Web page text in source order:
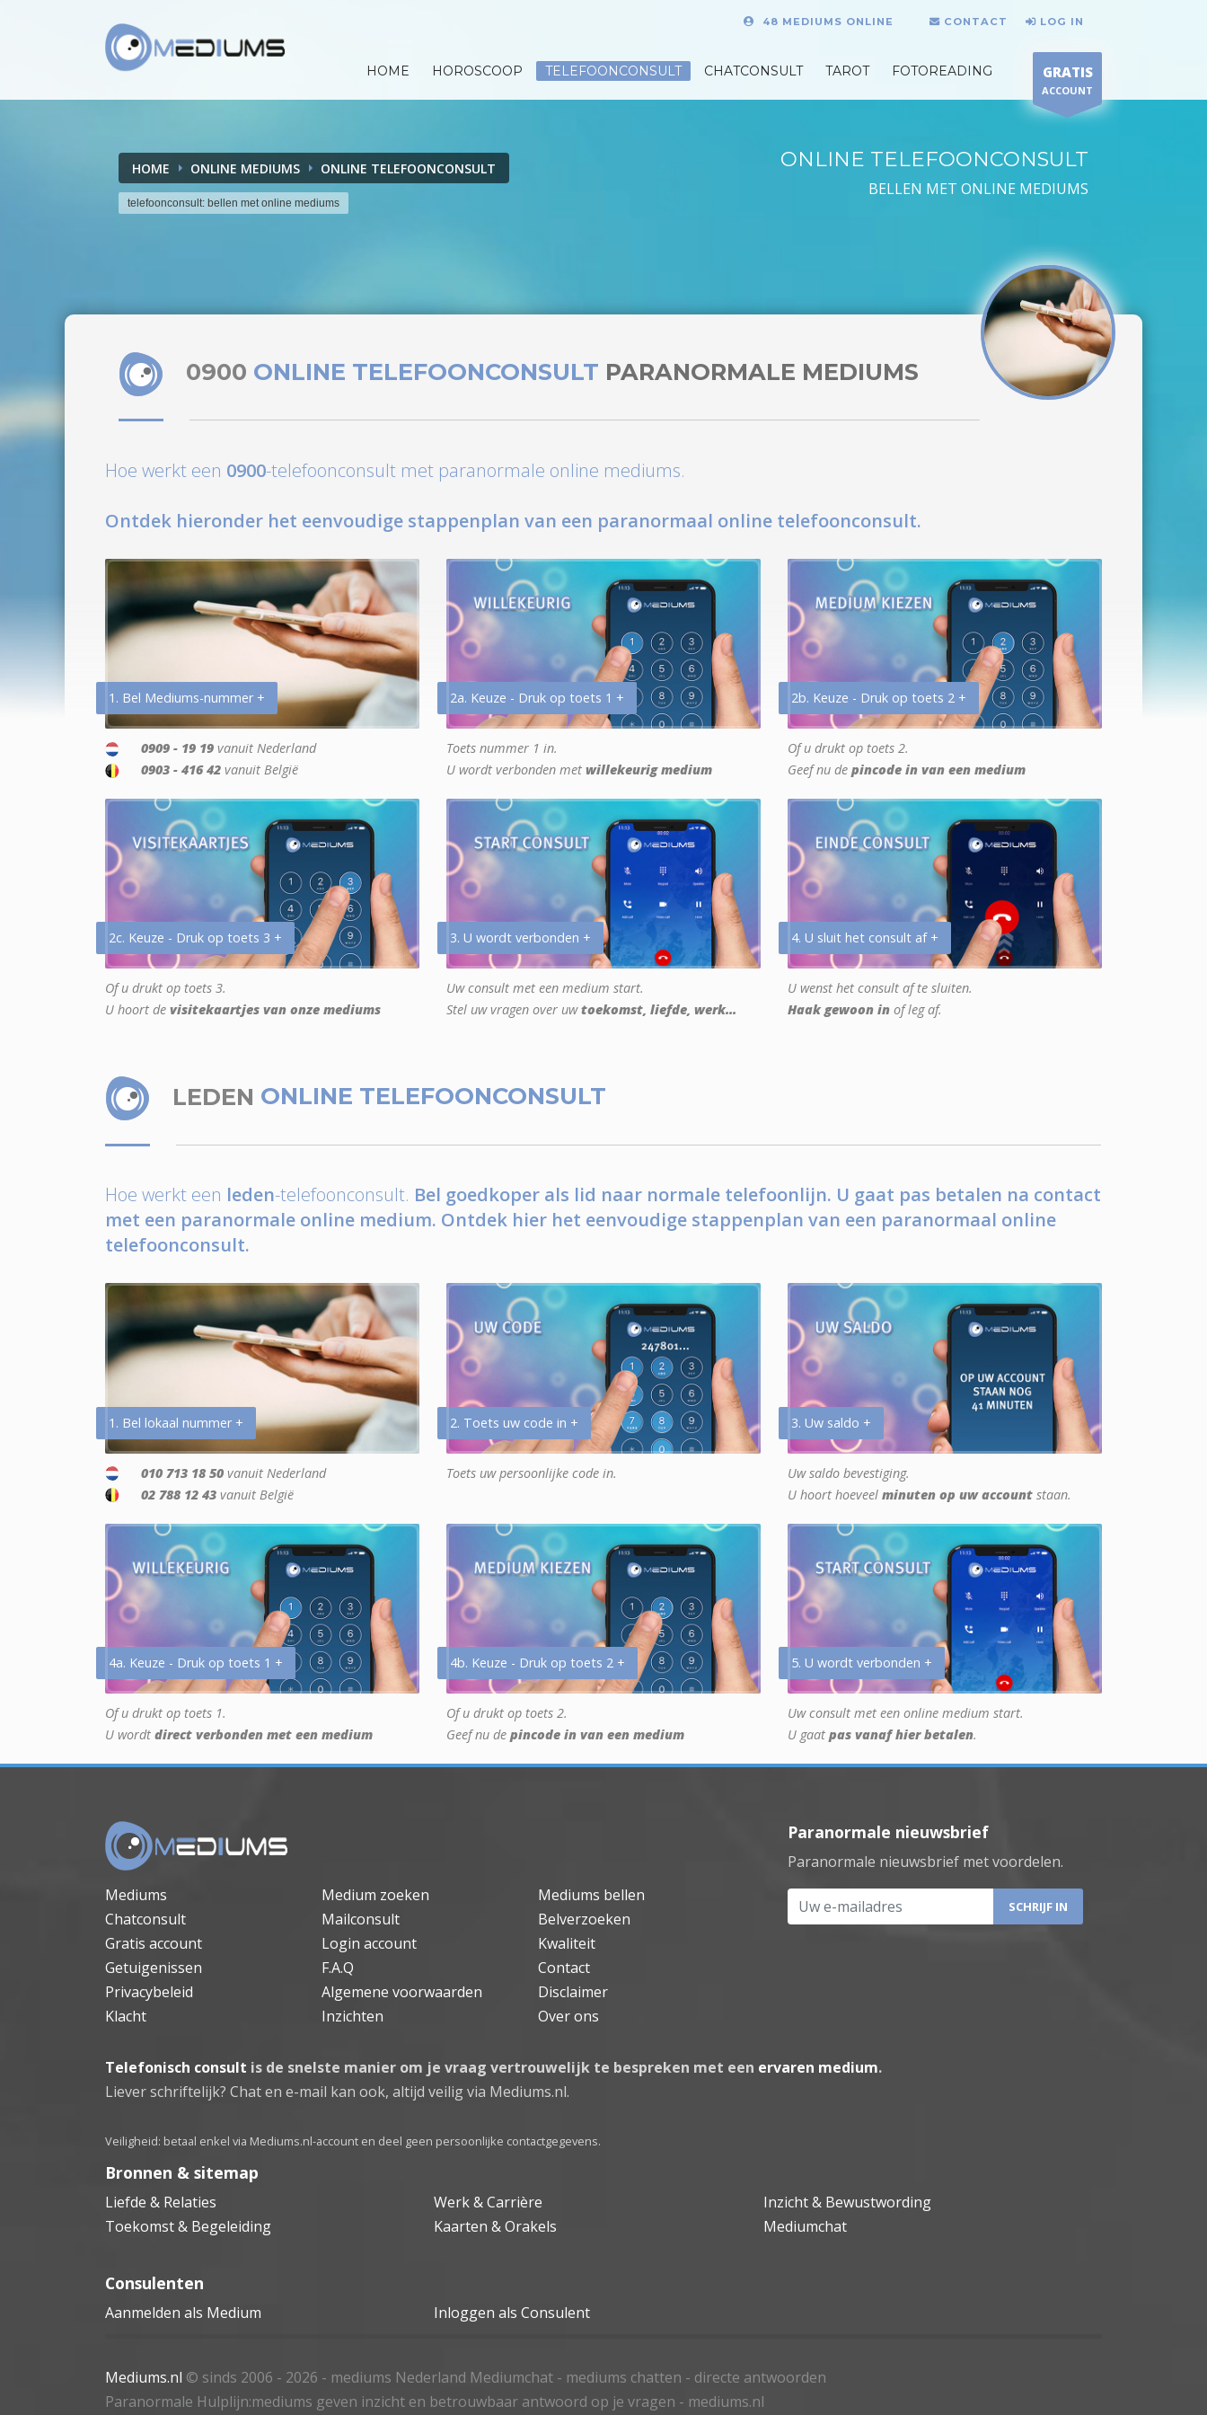
48 MEDIUMS ONLINE CONTACT LOG IN
HOME HOROSCOOP TELEFOONCONSULT CHATCONSULT TAROT FOTOREADING GRATIS
ACCOUNT
HOME ONLINE MEDIUMS ONLINE TELEFOONCONSULT
telefoonconsult: bellen met online mediums
ONLINE TELEFOONCONSULT
BELLEN MET ONLINE MEDIUMS
0900 ONLINE TELEFOONCONSULT PARANORMALE MEDIUMS
Hoe werkt een 0900-telefoonconsult met paranormale online mediums.
Ontdek hieronder het eenvoudige stappenplan van een paranormaal online telefoonconsult.
1. Bel Mediums-nummer +
0909 - 19 19 vanuit Nederland
0903 - 416 42 vanuit België
2a. Keuze - Druk op toets 1 +
Toets nummer 1 in.
U wordt verbonden met willekeurig medium
2b. Keuze - Druk op toets 2 +
Of u drukt op toets 2.
Geef nu de pincode in van een medium
2c. Keuze - Druk op toets 3 +
Of u drukt op toets 3.
U hoort de visitekaartjes van onze mediums
3. U wordt verbonden +
Uw consult met een medium start.
Stel uw vragen over uwtoekomst, liefde, werk...
4. U sluit het consult af +
U wenst het consult af te sluiten.
Haak gewoon in of leg af.
LEDEN ONLINE TELEFOONCONSULT
Hoe werkt een leden-telefoonconsult. Bel goedkoper als lid naar normale telefoonlijn. U gaat pas betalen na contact
met een paranormale online medium. Ontdek hier het eenvoudige stappenplan van een paranormaal online
telefoonconsult.
1. Bel lokaal nummer +
010 713 18 50 vanuit Nederland
02 788 12 43 vanuit België
2. Toets uw code in +
Toets uw persoonlijke code in.
3. Uw saldo +
Uw saldo bevestiging.
U hoort hoeveel minuten op uw account staan.
4a. Keuze - Druk op toets 1 +
Of u drukt op toets 1.
U wordt direct verbonden met een medium
4b. Keuze - Druk op toets 2 +
Of u drukt op toets 2.
Geef nu de pincode in van een medium
5. U wordt verbonden +
Uw consult met een online medium start.
U gaat pas vanaf hier betalen.
Mediums Medium zoeken
Mediums bellen
Chatconsult
Mailconsult
Belverzoeken
Gratis account
Login account
Kwaliteit
Getuigenissen
F.A.Q
Contact
Privacybeleid
Algemene voorwaarden
Disclaimer
Klacht
Inzichten Over ons
Paranormale nieuwsbrief
Paranormale nieuwsbrief met voordelen.
Uw e-mailadres
Telefonisch consult is de snelste manier om je vraag vertrouwelijk te bespreken met een ervaren medium.
Liever schriftelijk? Chat en e-mail kan ook, altijd veilig via Mediums.nl.
Veiligheid: betaal enkel via Mediums.nl-account en deel geen persoonlijke contactgegevens.
Bronnen & sitemap
Liefde & Relaties Werk & Carrière
Inzicht & Bewustwording
Toekomst & Begeleiding
Kaarten & Orakels Mediumchat
Consulenten
Aanmelden als Medium Inloggen als Consulent
Mediums.nl © sinds 2006 - 2026 - mediums Nederland Mediumchat - mediums chatten - directe antwoorden
Paranormale Hulplijn:mediums geven inzicht en betrouwbaar antwoord op je vragen - mediums.nl